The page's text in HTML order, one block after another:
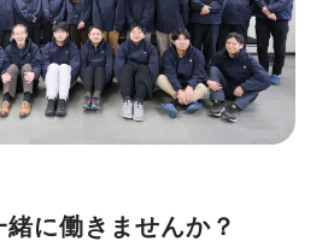
に働きませんか？